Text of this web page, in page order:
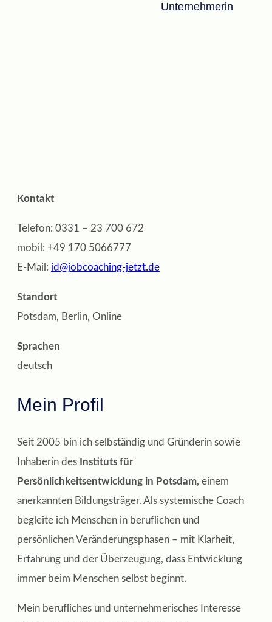
Unternehmerin
Kontakt
Telefon: 0331 – 23 700 672
mobil: +49 170 5066777
E-Mail: id@jobcoaching-jetzt.de
Standort
Potsdam, Berlin, Online
Sprachen
deutsch
Mein Profil
Seit 2005 bin ich selbständig und Gründerin sowie
Inhaberin des Instituts für
Persönlichkeitsentwicklung in Potsdam, einem
anerkannten Bildungsträger. Als systemische Coach
begleite ich Menschen in beruflichen und
persönlichen Veränderungsphasen – mit Klarheit,
Erfahrung und der Überzeugung, dass Entwicklung
immer beim Menschen selbst beginnt.
Mein berufliches und unternehmerisches Interesse